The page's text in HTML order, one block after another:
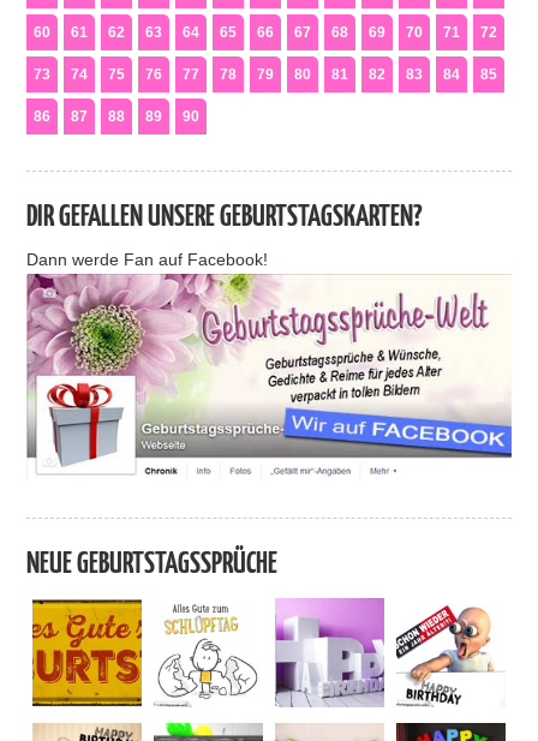
60 61 62 63 64 65 66 67 68 69 70 71 72
73 74 75 76 77 78 79 80 81 82 83 84 85
86 87 88 89 90
DIR GEFALLEN UNSERE GEBURTSTAGSKARTEN?
Dann werde Fan auf Facebook!
NEUE GEBURTSTAGSSPRÜCHE